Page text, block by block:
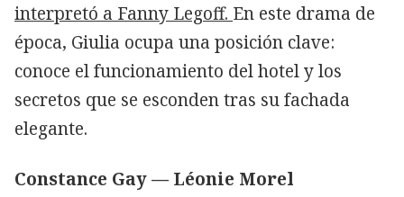
interpretó a Fanny Legoff. En este drama de
época, Giulia ocupa una posición clave:
conoce el funcionamiento del hotel y los
secretos que se esconden tras su fachada
elegante.
Constance Gay — Léonie Morel